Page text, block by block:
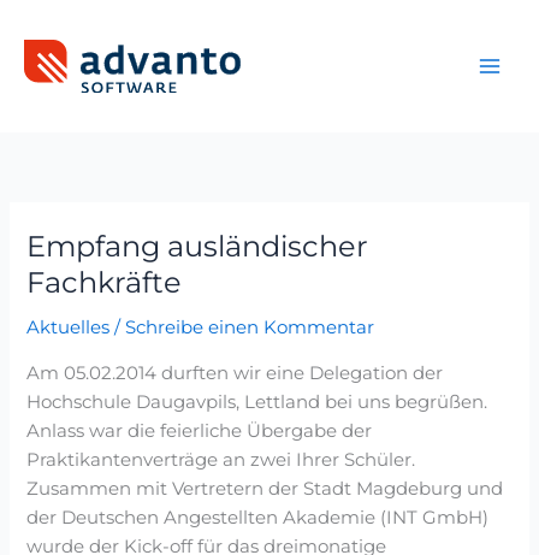
Inhalt
springen
Empfang ausländischer
Fachkräfte
Aktuelles /Schreibe einen Kommentar
Am 05.02.2014 durften wir eine Delegation der
Hochschule Daugavpils, Lettland bei uns begrüßen.
Anlass war die feierliche Übergabe der
Praktikantenverträge an zwei Ihrer Schüler.
Zusammen mit Vertretern der Stadt Magdeburg und
der Deutschen Angestellten Akademie (INT GmbH)
wurde der Kick-off für das dreimonatige
Empfang
ausländischer
Fachkräfte